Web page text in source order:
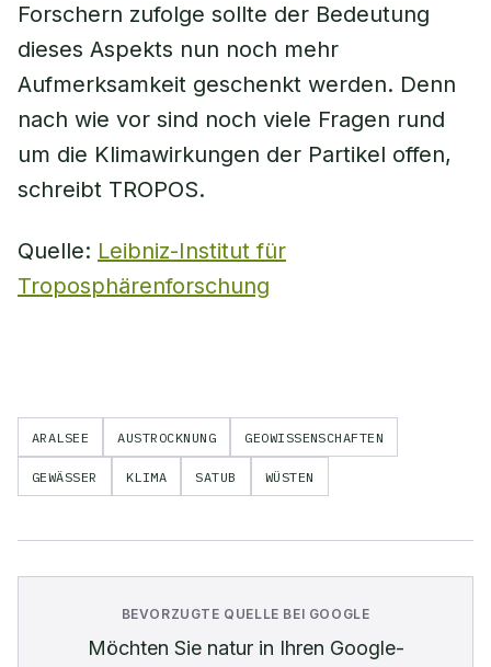
Forschern zufolge sollte der Bedeutung
dieses Aspekts nun noch mehr
Aufmerksamkeit geschenkt werden. Denn
nach wie vor sind noch viele Fragen rund
um die Klimawirkungen der Partikel offen,
schreibt TROPOS.
Quelle: Leibniz-Institut für
Troposphärenforschung
ARALSEE AUSTROCKNUNG GEOWISSENSCHAFTEN
GEWÄSSER KLIMA SATUB WÜSTEN
BEVORZUGTE QUELLE BEI GOOGLE
Möchten Sie naturin Ihren Google-